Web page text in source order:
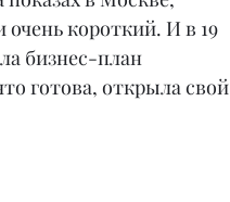
короткий. И в 19
бизнес-план
готова, открыла свой